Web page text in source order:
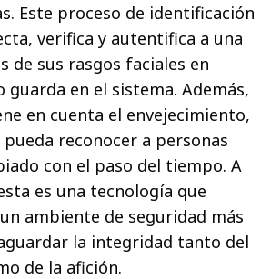
Este proceso de identificación
verifica y autentifica a una
de sus rasgos faciales en
guarda en el sistema. Además,
en cuenta el envejecimiento,
pueda reconocer a personas
con el paso del tiempo. A
es una tecnología que
ambiente de seguridad más
la integridad tanto del
de la afición.